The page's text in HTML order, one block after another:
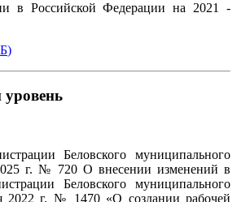
в Российской Федерации на 2021 -
)
Беловского муниципального
г. № 720 О внесении изменений в
Беловского муниципального
2022 г. № 1470 «О создании рабочей